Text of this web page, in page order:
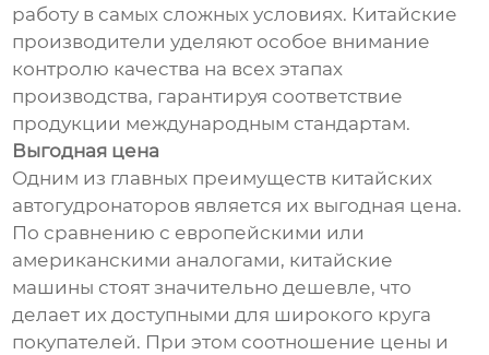
работу в самых сложных условиях. Китайские
производители уделяют особое внимание
контролю качества на всех этапах
производства, гарантируя соответствие
продукции международным стандартам.
Выгодная цена
Одним из главных преимуществ китайских
автогудронаторов является их выгодная цена.
По сравнению с европейскими или
американскими аналогами, китайские
машины стоят значительно дешевле, что
делает их доступными для широкого круга
покупателей. При этом соотношение цены и